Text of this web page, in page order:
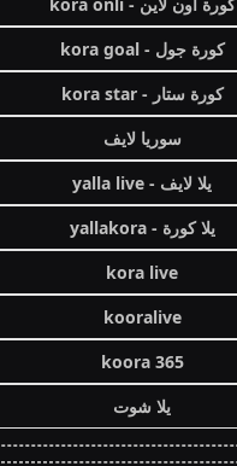
كورة جول - kora goal
كورة ستار - kora star
سوريا لايف
يلا لايف - yalla live
يلا كورة - yallakora
kora live
kooralive
koora 365
يلا شوت